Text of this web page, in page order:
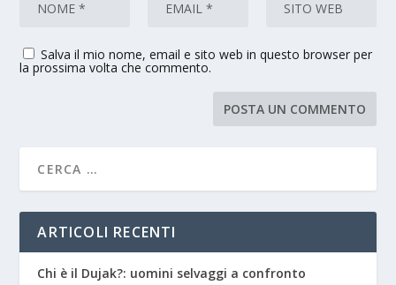
Salva il mio nome, email e sito web in questo browser per
la prossima volta che commento.
ARTICOLI RECENTI
Chi è il Dujak?: uomini selvaggi a confronto